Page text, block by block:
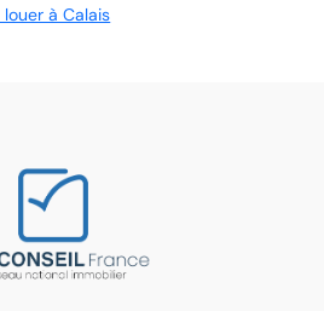
à Calais